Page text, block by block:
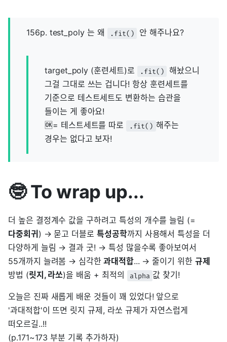
156p. test_poly 는 왜 .fit() 안 해주나요?
target_poly (훈련세트)로 .fit()
해놨으니
그걸 그대로 쓰는 겁니다! 항상 훈련세트를
기준으로 테스트세트도 변환하는 습관을
들이는 게 좋아요!
🆗= 테스트세트를 따로
.fit() 해주는
경우는 없다고 보자!
🤓 To wrap up...
더 높은 결정계수 값을 구하려고 특성의 개수를 늘림 (=
다중회귀 ) → 묻고 더블로특성공학까지 사용해서 특성을 더
다양하게 늘림 → 결과 굿! → 특성 많을수록 좋아보여서
55개까지 늘려봄 → 심각한 과대적합... → 줄이기 위한 규제
방법 (릿지, 라쏘)을 배움 + 최적의 alpha 값 찾기!
오늘은 진짜 새롭게 배운 것들이 꽤 있었다! 앞으로
'과대적합'이 뜨면 릿지 규제, 라쏘 규제가 자연스럽게
떠오르길..!!
(p.171~173 부분 기록 추가하자)